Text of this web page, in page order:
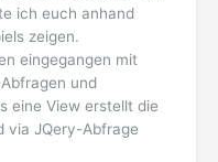
ich euch anhand
zeigen.
eingegangen mit
und
eine View erstellt die
via JQery-Abfrage